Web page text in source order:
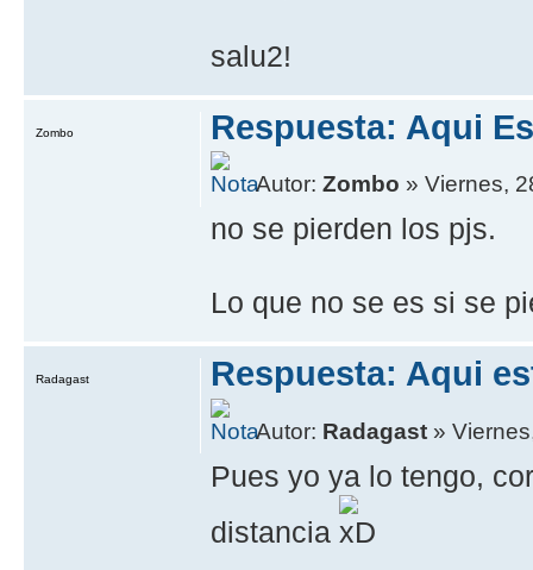
salu2!
Respuesta: Aqui
Autor:Zombo » Viernes,
no se pierden los pjs.
Lo que no se es si se
Zombo
Respuesta: Aqui
Autor: Radagast »
Pues yo ya lo tengo,
distancia
Radagast